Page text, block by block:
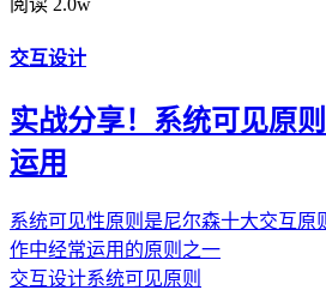
阅读 2.0w
交互设计
实战分享！系统可见原
运用
系统可见性原则是尼尔森十大交互原
作中经常运用的原则之一
交互设计系统可见原则